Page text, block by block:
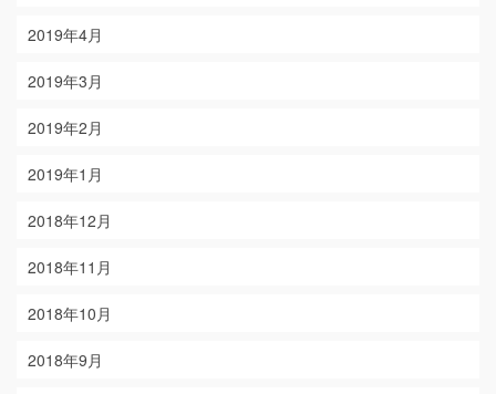
2019年4月
2019年3月
2019年2月
2019年1月
2018年12月
2018年11月
2018年10月
2018年9月